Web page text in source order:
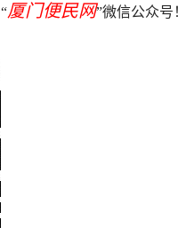
厦门便民网”微信公众号